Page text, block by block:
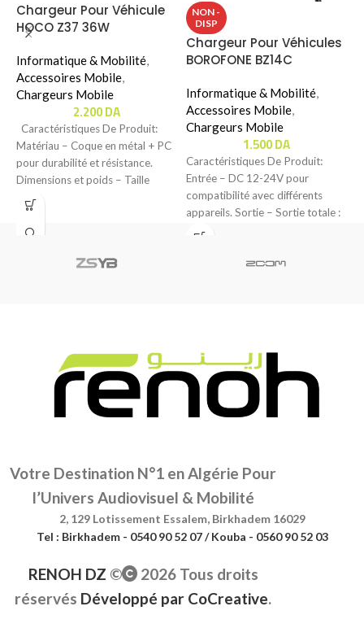
Chargeur Pour Véhicule
HOCO Z37 36W
Informatique & Mobilité,
Accessoires Mobile,
Chargeurs Mobile
2.200DA
Caractéristiques De Produit:
Matériau – Coque en métal + PC
pour durabilité et résistance.
Dimensions et poids – Taille
NON -
DISP
Chargeur Pour Véhicules
BOROFONE BZ14C
Informatique & Mobilité,
Accessoires Mobile,
Chargeurs Mobile
1.500DA
Caractéristiques De Produit:
Entrée – DC 12-24V pour
compatibilité avec différents
appareils. Sortie – Sortie totale :
5V / 3A.–
Votre Destination N°1 en Algérie Pour
l’Univers Audiovisuel & Mobilité
2, 129 Lotissement Essalem, Birkhadem 16029
Tel : Birkhadem - 0540 90 52 07 / Kouba - 0560 90 52 03
RENOH DZ ©
2026 Tous droits
réservés Développé par CoCreative.